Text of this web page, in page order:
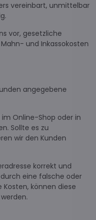
vereinbart, unmittelbar
vor, gesetzliche
und Inkassokosten
angegebene
Online-Shop oder in
Sollte es zu
wir den Kunden
korrekt und
eine falsche oder
können diese